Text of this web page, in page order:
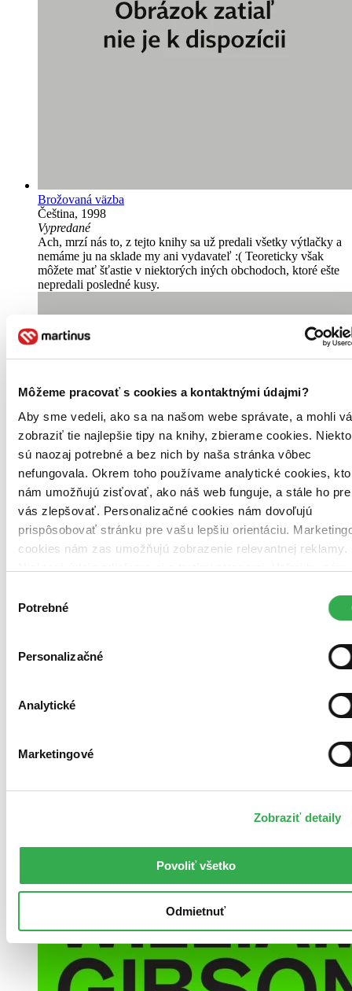
Môžeme pracovať s cookies a kontaktnými údajmi?
Aby sme vedeli, ako sa na našom webe správate, a mohli
zobraziť tie najlepšie tipy na knihy, zbierame cookies.
sú naozaj potrebné a bez nich by naša stránka vôbec
nefungovala. Okrem toho používame analytické cookies,
nám umožňujú zisťovať, ako náš web funguje, a stále ho pre
vás zlepšovať. Personalizačné cookies nám dovoľujú
prispôsobovať stránku pre vašu lepšiu orientáciu.
cookies nám zas umožňujú zobrazenie relevantnej reklamy.
Ďakujeme!
súhlasu
Potrebné
Personalizačné
Analytické
Marketingové
Zobraziť detaily
Povoliť všetko
Odmietnuť
Brožovaná väzba
Čeština, 1998
Vypredané
Ach, mrzí nás to, z tejto knihy sa už predali všetky výtlačky a
nemáme ju na sklade my ani vydavateľ :( Teoreticky však
môžete mať šťastie v niektorých iných obchodoch, ktoré ešte
nepredali posledné kusy.
Čeština, 1992
Ach, mrzí nás to, z tejto knihy sa už predali všetky výtlačky a
môžete mať šťastie v niektorých iných obchodoch, ktoré ešte
nepredali posledné kusy.